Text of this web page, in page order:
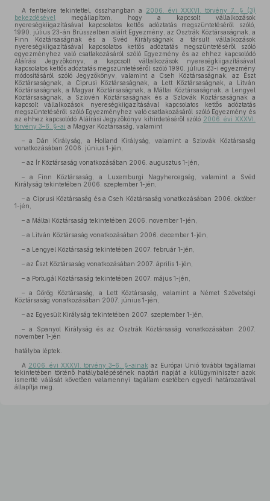
A fentiekre tekintettel, összhangban a 2006. évi XXXVI. törvény 7. § (3)
bekezdésével megállapítom, hogy a kapcsolt vállalkozások
nyereségkiigazításával kapcsolatos kettős adóztatás megszüntetéséről szóló,
1990. július 23-án Brüsszelben aláírt Egyezmény, az Osztrák Köztársaságnak, a
Finn Köztársaságnak és a Svéd Királyságnak a társult vállalkozások
nyereségkiigazításával kapcsolatos kettős adóztatás megszüntetéséről szóló
egyezményhez való csatlakozásáról szóló Egyezmény és az ehhez kapcsolódó
Aláírási Jegyzőkönyv, a kapcsolt vállalkozások nyereségkiigazításával
kapcsolatos kettős adóztatás megszüntetéséről szóló 1990. július 23-i egyezmény
módosításáról szóló Jegyzőkönyv, valamint a Cseh Köztársaságnak, az Észt
Köztársaságnak, a Ciprusi Köztársaságnak, a Lett Köztársaságnak, a Litván
Köztársaságnak, a Magyar Köztársaságnak, a Máltai Köztársaságnak, a Lengyel
Köztársaságnak, a Szlovén Köztársaságnak és a Szlovák Köztársaságnak a
kapcsolt vállalkozások nyereségkiigazításával kapcsolatos kettős adóztatás
megszüntetéséről szóló Egyezményhez való csatlakozásáról szóló Egyezmény és
az ehhez kapcsolódó Aláírási Jegyzőkönyv kihirdetéséről szóló 2006. évi XXXVI.
törvény 3–6. §-ai a Magyar Köztársaság, valamint
– a Dán Királyság, a Holland Királyság, valamint a Szlovák Köztársaság
vonatkozásában 2006. június 1-jén,
– az Ír Köztársaság vonatkozásában 2006. augusztus 1-jén,
– a Finn Köztársaság, a Luxemburgi Nagyhercegség, valamint a Svéd
Királyság tekintetében 2006. szeptember 1-jén,
– a Ciprusi Köztársaság és a Cseh Köztársaság vonatkozásában 2006. október
1-jén,
– a Máltai Köztársaság tekintetében 2006. november 1-jén,
– a Litván Köztársaság vonatkozásában 2006. december 1-jén,
– a Lengyel Köztársaság tekintetében 2007. február 1-jén,
– az Észt Köztársaság vonatkozásában 2007. április 1-jén,
– a Portugál Köztársaság tekintetében 2007. május 1-jén,
– a Görög Köztársaság, a Lett Köztársaság, valamint a Német Szövetségi
Köztársaság vonatkozásában 2007. június 1-jén,
– az Egyesült Királyság tekintetében 2007. szeptember 1-jén,
– a Spanyol Királyság és az Osztrák Köztársaság vonatkozásában 2007.
november 1-jén
hatályba léptek.
A 2006. évi XXXVI. törvény 3–6. §-ainak az Európai Unió további tagállamai
tekintetében történő hatálybalépésének naptári napját a külügyminiszter azok
ismertté válását követően valamennyi tagállam esetében egyedi határozatával
állapítja meg.